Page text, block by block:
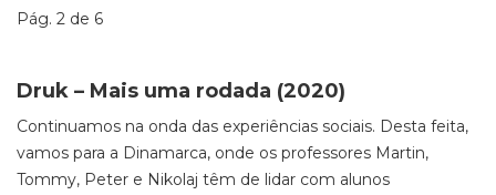
Pág. 2 de 6
Druk – Mais uma rodada (2020)
Continuamos na onda das experiências sociais. Desta feita,
vamos para a Dinamarca, onde os professores Martin,
Tommy, Peter e Nikolaj têm de lidar com alunos